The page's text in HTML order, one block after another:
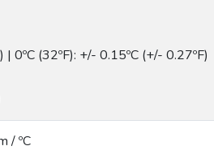
0ºC (32ºF): +/- 0.15ºC (+/- 0.27ºF)
/ ºC